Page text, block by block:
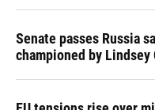
Senate passes Russia
championed by Lindsey